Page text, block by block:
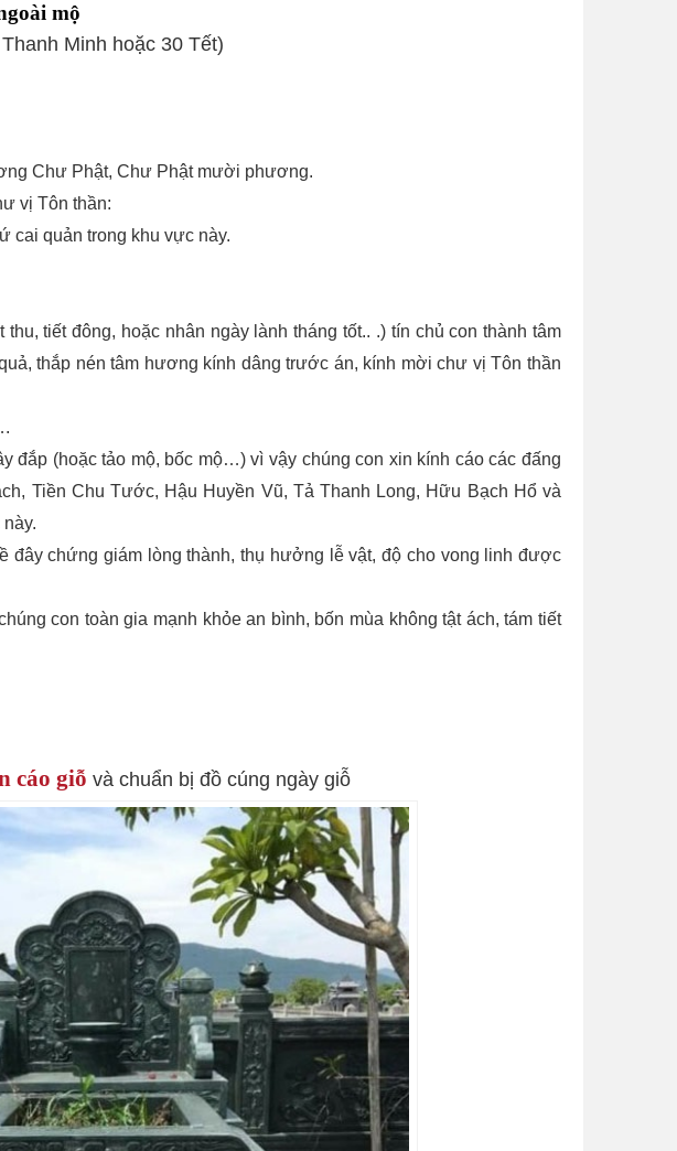
mộ
Minh hoặc 30 Tết)
Chư Phật, Chư Phật mười phương.
vị Tôn thần:
cai quản trong khu vực này.
tiết đông, hoặc nhân ngày lành tháng tốt.. .) tín chủ con thành tâm
thắp nén tâm hương kính dâng trước án, kính mời chư vị Tôn thần
đắp (hoặc tảo mộ, bốc mộ…) vì vậy chúng con xin kính cáo các đấng
Tiền Chu Tước, Hậu Huyền Vũ, Tả Thanh Long, Hữu Bạch Hổ và
đây chứng giám lòng thành, thụ hưởng lễ vật, độ cho vong linh được
con toàn gia mạnh khỏe an bình, bốn mùa không tật ách, tám tiết
cáo giỗ và chuẩn bị đồ cúng ngày giỗ